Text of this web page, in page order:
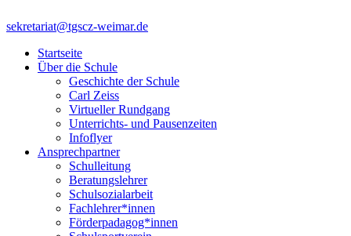
sekretariat@tgscz-weimar.de
Startseite
Über die Schule
Geschichte der Schule
Carl Zeiss
Virtueller Rundgang
Unterrichts- und Pausenzeiten
Infoflyer
Ansprechpartner
Schulleitung
Beratungslehrer
Schulsozialarbeit
Fachlehrer*innen
Förderpadagog*innen